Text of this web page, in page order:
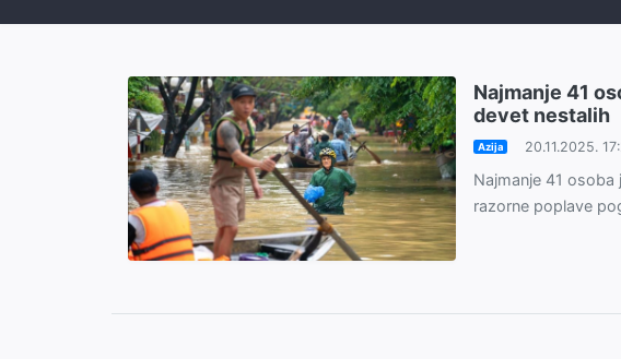
Najmanje 41
devet nestalih
Azija 20.11.2025.
Najmanje 41
razorne poplave